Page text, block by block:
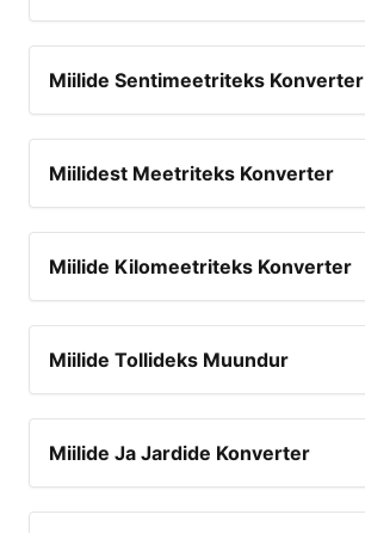
Miilide Sentimeetriteks Konverter
Miilidest Meetriteks Konverter
Miilide Kilomeetriteks Konverter
Miilide Tollideks Muundur
Miilide Ja Jardide Konverter